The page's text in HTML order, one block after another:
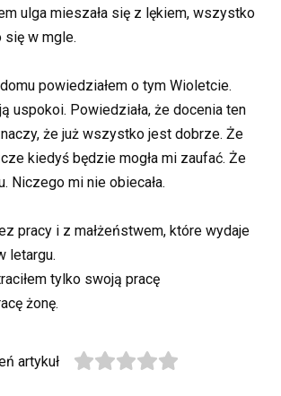
ulga mieszała się z lękiem, wszystko
się w mgle.
powiedziałem o tym Wioletcie.
uspokoi. Powiedziała, że docenia ten
że już wszystko jest dobrze. Że
kiedyś będzie mogła mi zaufać. Że
Niczego mi nie obiecała.
pracy i z małżeństwem, które wydaje
letargu.
tylko swoją pracę
żonę.
artykuł